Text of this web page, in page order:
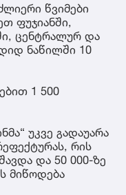
წვიმები
ფუჯიანში,
ცენტრალურ და
ნაწილში 10
1 500
უკვე გადაუარა
რის
და 50 000-ზე
მიწოდება